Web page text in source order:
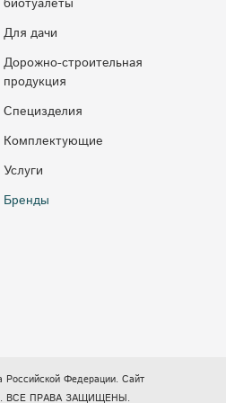
Для дачи
Дорожно-строительная
продукция
Специзделия
Комплектующие
Услуги
Бренды
Российской Федерации. Сайт
ВСЕ ПРАВА ЗАЩИЩЕНЫ.